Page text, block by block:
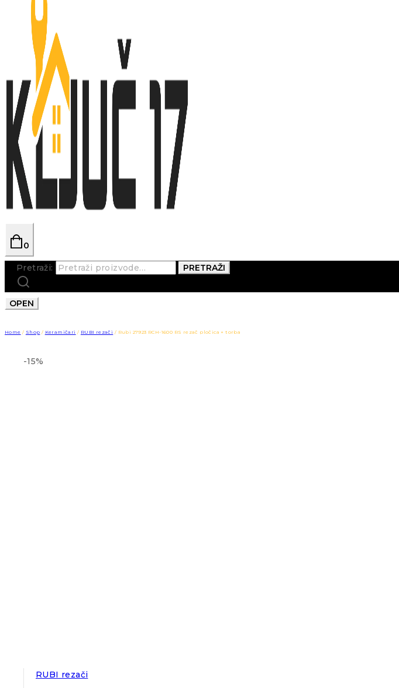
0
Pretraži: PRETRAŽI
OPEN
Home / Shop / Keramičari / RUBI rezači / Rubi 27923 RCH-1600 RS rezač pločica + torba
-15%
RUBI rezači